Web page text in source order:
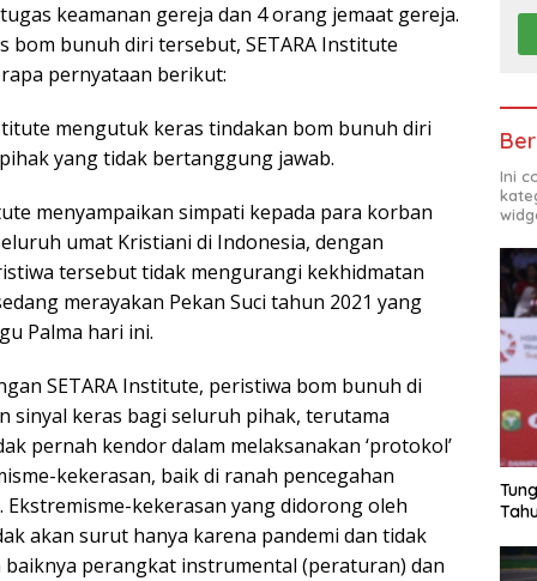
keamanan gereja dan 4 orang jemaat gereja.
bom bunuh diri tersebut, SETARA Institute
pernyataan berikut:
mengutuk keras tindakan bom bunuh diri
yang tidak bertanggung jawab.
menyampaikan simpati kepada para korban
umat Kristiani di Indonesia, dengan
tersebut tidak mengurangi kekhidmatan
merayakan Pekan Suci tahun 2021 yang
Palma hari ini.
SETARA Institute, peristiwa bom bunuh di
sinyal keras bagi seluruh pihak, terutama
pernah kendor dalam melaksanakan ‘protokol’
kekerasan, baik di ranah pencegahan
kekerasan yang didorong oleh
akan surut hanya karena pandemi dan tidak
baiknya perangkat instrumental (peraturan) dan
Ini